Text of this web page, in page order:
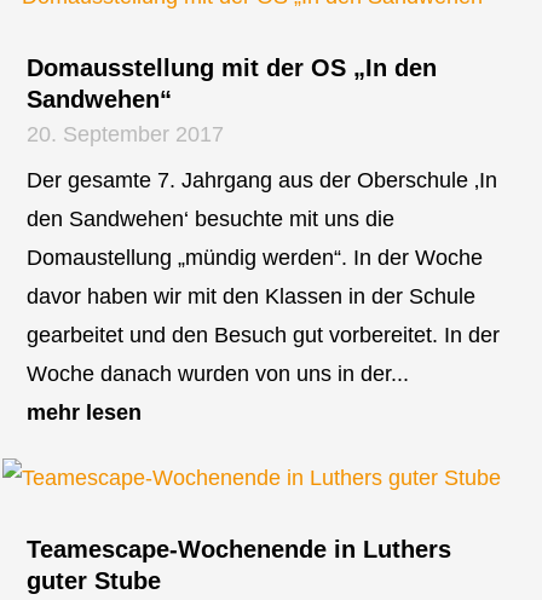
Domausstellung mit der OS „In den
Sandwehen“
20. September 2017
Der gesamte 7. Jahrgang aus der Oberschule ‚In
den Sandwehen‘ besuchte mit uns die
Domaustellung „mündig werden“. In der Woche
davor haben wir mit den Klassen in der Schule
gearbeitet und den Besuch gut vorbereitet. In der
Woche danach wurden von uns in der...
mehr lesen
Teamescape-Wochenende in Luthers
guter Stube